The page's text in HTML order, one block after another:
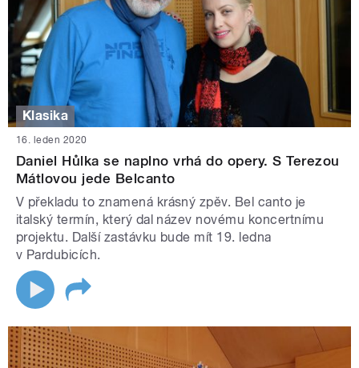
Klasika
16. leden 2020
Daniel Hůlka se naplno vrhá do opery. S Terezou
Mátlovou jede Belcanto
V překladu to znamená krásný zpěv. Bel canto je
italský termín, který dal název novému koncertnímu
projektu. Další zastávku bude mít 19. ledna
v Pardubicích.